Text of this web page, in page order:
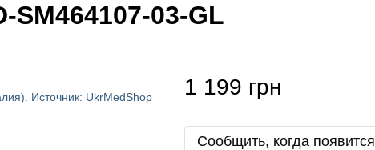
03-GL
1 199 грн
Сообщить, когда появится